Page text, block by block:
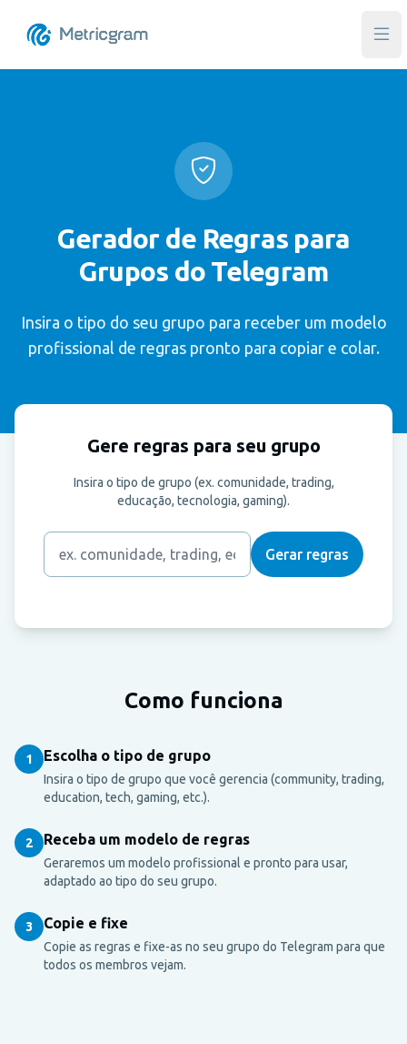
Gerador de Regras para
Grupos do Telegram
Insira o tipo do seu grupo para receber um modelo
profissional de regras pronto para copiar e colar.
Gere regras para seu grupo
Insira o tipo de grupo (ex. comunidade, trading,
educação, tecnologia, gaming).
Gerar regras
Como funciona
1 Escolha o tipo de grupo
Insira o tipo de grupo que você gerencia (community, trading,
education, tech, gaming, etc.).
2 Receba um modelo de regras
Geraremos um modelo profissional e pronto para usar,
adaptado ao tipo do seu grupo.
3 Copie e fixe
Copie as regras e fixe-as no seu grupo do Telegram para que
todos os membros vejam.